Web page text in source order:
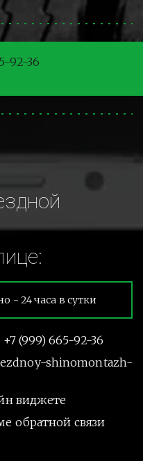
92-36
- 24 часа в сутки
(999) 665-92-36
shinomontazh-
виджете
обратной связи